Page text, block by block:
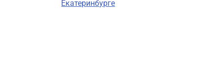
Екатеринбурге